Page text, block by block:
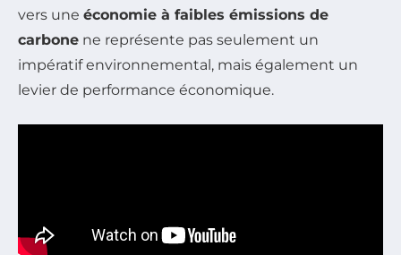
vers une économie à faibles émissions de
carbone ne représente pas seulement un
impératif environnemental, mais également un
levier de performance économique.